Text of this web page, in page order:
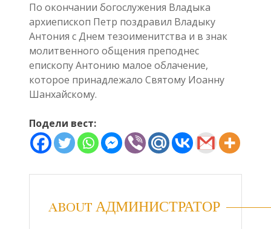
По окончании богослужения Владыка
архиепископ Петр поздравил Владыку
Антония с Днем тезоименитства и в знак
молитвенного общения преподнес
епископу Антонию малое облачение,
которое принадлежало Святому Иоанну
Шанхайскому.
Подели вест:
ABOUT АДМИНИСТРАТОР